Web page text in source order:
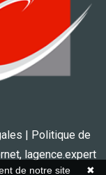
Politique de
lagence.expert
✖
de notre site